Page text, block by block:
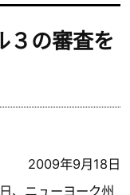
の審査を
2009年9月18日
、ニューヨーク州